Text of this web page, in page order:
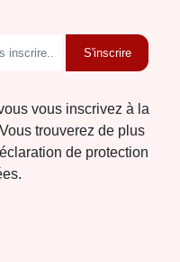
S'inscrire
vous inscrivez à la
trouverez de plus
de protection